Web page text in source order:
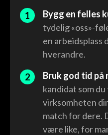
Bygg en felles
tydelig «oss»-
en arbeidsplass
hverandre.
Bruk god tid
kandidat som
virksomheten
match for dere.
være like, for